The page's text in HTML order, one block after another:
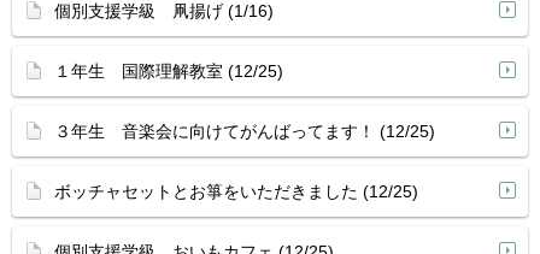
個別支援学級 凧揚げ (1/16)
１年生 国際理解教室 (12/25)
３年生 音楽会に向けてがんばってます！ (12/25)
ボッチャセットとお箏をいただきました (12/25)